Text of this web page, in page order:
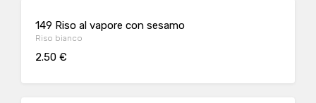
149 Riso al vapore con sesamo
Riso bianco
2.50 €